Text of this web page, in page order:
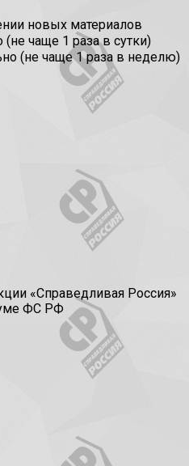
новых материалов
чаще 1 раза в сутки)
(не чаще 1 раза в неделю)
«Справедливая Россия»
ФС РФ